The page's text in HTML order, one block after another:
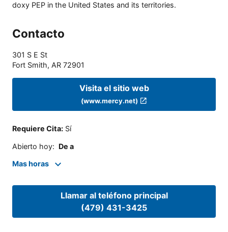
doxy PEP in the United States and its territories.
Contacto
301 S E St
Fort Smith, AR 72901
Visita el sitio web
(www.mercy.net)
Requiere Cita: Sí
Abierto hoy: De a
Mas horas
Llamar al teléfono principal
(479) 431-3425